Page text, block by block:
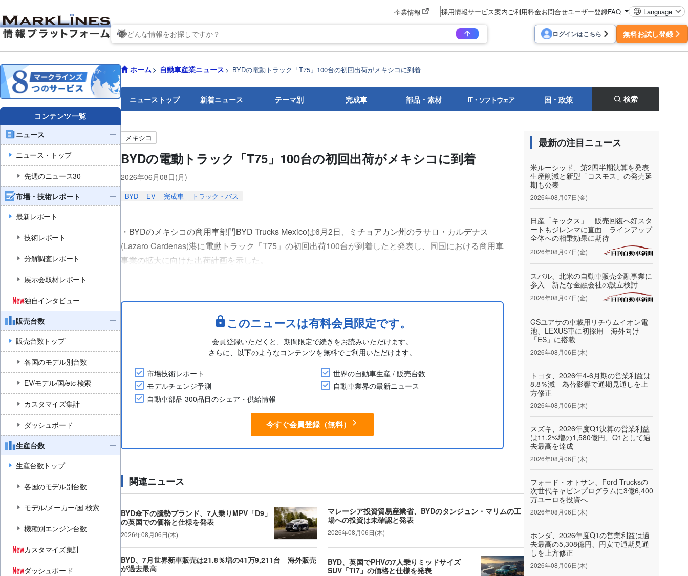
企業情報 採用情報サービス案内 ご利用料金お問合せユーザー登録FAQ Language
ログインはこちら 無料お試し登録
コンテンツ一覧
ニュース
ニュース・トップ
先週のニュース30
市場・技術レポート
最新レポート
技術レポート
分解調査レポート
展示会取材レポート
独自インタビュー
販売台数
販売台数トップ
各国のモデル別台数
EV/モデル/国/etc 検索
カスタマイズ集計
ダッシュボード
生産台数
生産台数トップ
各国のモデル別台数
モデル/メーカー/国 検索
機種別エンジン台数
カスタマイズ集計
ダッシュボード
ホーム 自動車産業ニュース BYDの電動トラック「T75」100台の初回出荷がメキシコに到着
ニューストップ 新着ニュース テーマ別 完成車 部品・素材 IT・ソフトウェア 国・政策 検索
メキシコ
BYDの電動トラック「T75」100台の初回出荷がメキシコに到着
2026年06月08日(月)
BYD EV 完成車 トラック・バス
・BYDのメキシコの商用車部門BYD Trucks Mexicoは6月2日、ミチョアカン州のラサロ・カルデナス
(Lazaro Cardenas)港に電動トラック「T75」の初回出荷100台が到着したと発表し、同国における商用車
事業の拡大に向けた出荷計画を示した。
このニュースは有料会員限定です。
会員登録いただくと、期間限定で続きをお読みいただけます。
さらに、以下のようなコンテンツを無料でご利用いただけます。
市場技術レポート
世界の自動車生産 / 販売台数
モデルチェンジ予測
自動車業界の最新ニュース
自動車部品 300品目のシェア・供給情報
今すぐ会員登録（無料）
関連ニュース
BYD傘下の騰勢ブランド、7人乗りMPV「D9」
の英国での価格と仕様を発表
2026年08月06日(木)
マレーシア投資貿易産業省、BYDのタンジュン・マリムの工
場への投資は未確認と発表
2026年08月06日(木)
BYD、7月世界新車販売は21.8％増の41万9,211台 海外販売
が過去最高
BYD、英国でPHVの7人乗りミッドサイズ
SUV「Ti7」の価格と仕様を発表
最新の注目ニュース
米ルーシッド、第2四半期決算を発表
生産削減と新型「コスモス」の発売延
期も公表
2026年08月07日(金)
日産「キックス」 販売回復へ好スタ
ートもジレンマに直面 ラインアップ
全体への相乗効果に期待
2026年08月07日(金)
スバル、北米の自動車販売金融事業に
参入 新たな金融会社の設立検討
2026年08月07日(金)
GSユアサの車載用リチウムイオン電
池、LEXUS車に初採用 海外向け
「ES」に搭載
2026年08月06日(木)
トヨタ、2026年4-6月期の営業利益は
8.8％減 為替影響で通期見通しを上
方修正
2026年08月06日(木)
スズキ、2026年度Q1決算の営業利益
は11.2%増の1,580億円、Q1として過
去最高を達成
2026年08月06日(木)
フォード・オトサン、Ford Trucksの
次世代キャビンプログラムに3億6,400
万ユーロを投資へ
2026年08月06日(木)
ホンダ、2026年度Q1の営業利益は過
去最高の5,308億円、円安で通期見通
しを上方修正
2026年08月06日(木)